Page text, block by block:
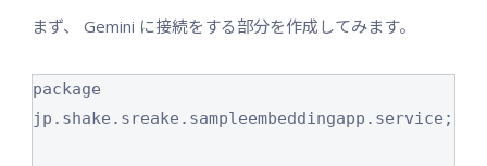
まず、 Gemini に接続をする部分を作成してみます。
package
jp.shake.sreake.sampleembeddingapp.service;